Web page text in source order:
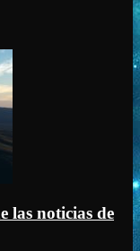
las noticias de